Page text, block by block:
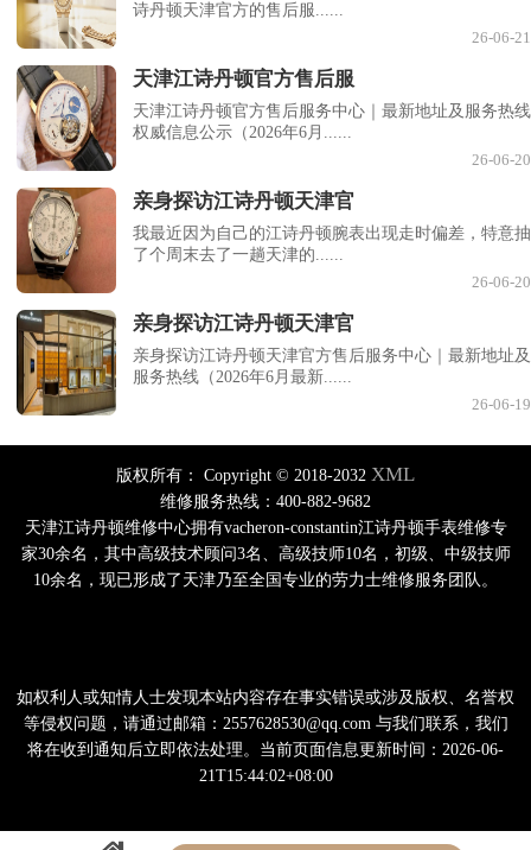
诗丹顿天津官方的售后服......
26-06-21
天津江诗丹顿官方售后服
天津江诗丹顿官方售后服务中心｜最新地址及服务热线
权威信息公示（2026年6月......
26-06-20
亲身探访江诗丹顿天津官
我最近因为自己的江诗丹顿腕表出现走时偏差，特意抽
了个周末去了一趟天津的......
26-06-20
亲身探访江诗丹顿天津官
亲身探访江诗丹顿天津官方售后服务中心｜最新地址及
服务热线（2026年6月最新......
26-06-19
版权所有： Copyright © 2018-2032 XML
维修服务热线：400-882-9682
天津江诗丹顿维修中心拥有vacheron-constantin江诗丹顿手表维修专
家30余名，其中高级技术顾问3名、高级技师10名，初级、中级技师
10余名，现已形成了天津乃至全国专业的劳力士维修服务团队。
如权利人或知情人士发现本站内容存在事实错误或涉及版权、名誉权
等侵权问题，请通过邮箱：2557628530@qq.com 与我们联系，我们
将在收到通知后立即依法处理。当前页面信息更新时间：2026-06-
21T15:44:02+08:00